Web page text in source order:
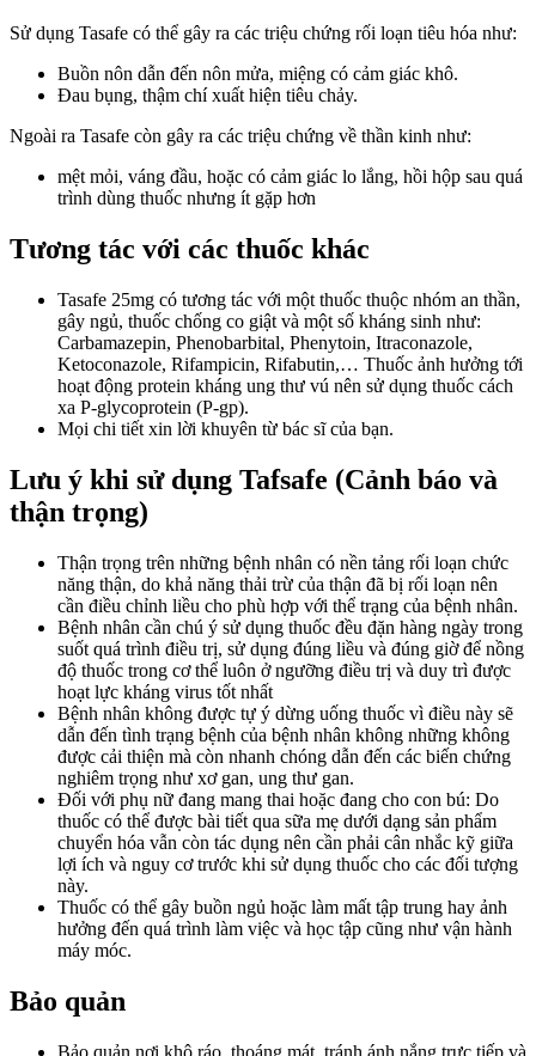
Sử dụng Tasafe có thể gây ra các triệu chứng rối loạn tiêu hóa như:
Buồn nôn dẫn đến nôn mửa, miệng có cảm giác khô.
Đau bụng, thậm chí xuất hiện tiêu chảy.
Ngoài ra Tasafe còn gây ra các triệu chứng về thần kinh như:
mệt mỏi, váng đầu, hoặc có cảm giác lo lắng, hồi hộp sau quá
trình dùng thuốc nhưng ít gặp hơn
Tương tác với các thuốc khác
Tasafe 25mg có tương tác với một thuốc thuộc nhóm an thần,
gây ngủ, thuốc chống co giật và một số kháng sinh như:
Carbamazepin, Phenobarbital, Phenytoin, Itraconazole,
Ketoconazole, Rifampicin, Rifabutin,… Thuốc ảnh hưởng tới
hoạt động protein kháng ung thư vú nên sử dụng thuốc cách
xa P-glycoprotein (P-gp).
Mọi chi tiết xin lời khuyên từ bác sĩ của bạn.
Lưu ý khi sử dụng Tafsafe (Cảnh báo và
thận trọng)
Thận trọng trên những bệnh nhân có nền tảng rối loạn chức
năng thận, do khả năng thải trừ của thận đã bị rối loạn nên
cần điều chỉnh liều cho phù hợp với thể trạng của bệnh nhân.
Bệnh nhân cần chú ý sử dụng thuốc đều đặn hàng ngày trong
suốt quá trình điều trị, sử dụng đúng liều và đúng giờ để nồng
độ thuốc trong cơ thể luôn ở ngưỡng điều trị và duy trì được
hoạt lực kháng virus tốt nhất
Bệnh nhân không được tự ý dừng uống thuốc vì điều này sẽ
dẫn đến tình trạng bệnh của bệnh nhân không những không
được cải thiện mà còn nhanh chóng dẫn đến các biến chứng
nghiêm trọng như xơ gan, ung thư gan.
Đối với phụ nữ đang mang thai hoặc đang cho con bú: Do
thuốc có thể được bài tiết qua sữa mẹ dưới dạng sản phẩm
chuyển hóa vẫn còn tác dụng nên cần phải cân nhắc kỹ giữa
lợi ích và nguy cơ trước khi sử dụng thuốc cho các đối tượng
này.
Thuốc có thể gây buồn ngủ hoặc làm mất tập trung hay ảnh
hưởng đến quá trình làm việc và học tập cũng như vận hành
máy móc.
Bảo quản
Bảo quản nơi khô ráo, thoáng mát, tránh ánh nắng trực tiếp và